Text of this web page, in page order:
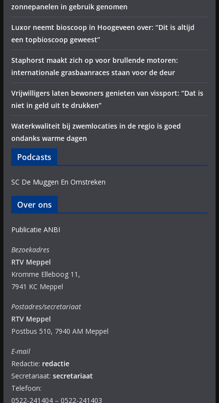
zonnepanelen in gebruik genomen
Luxor neemt bioscoop in Hoogeveen over: “Dit is altijd
een topbioscoop geweest”
Staphorst maakt zich op voor brullende motoren:
internationale grasbaanraces staan voor de deur
Vrijwilligers laten bewoners genieten van vissport: “Dat is
niet in geld uit te drukken”
Waterkwaliteit bij zwemlocaties in de regio is goed
ondanks warme dagen
Podcasts
SC De Muggen En Omstreken
Over ons
Publicatie ANBI
Bezoekadres
RTV Meppel
Kromme Elleboog 11,
7941 KC Meppel
Postadres/secretariaat
RTV Meppel
Postbus 510, 7940 AM Meppel
E-mail
Redactie: redactie
Secretariaat: secretariaat
Telefoon:
0522-241404 – 0522-241403